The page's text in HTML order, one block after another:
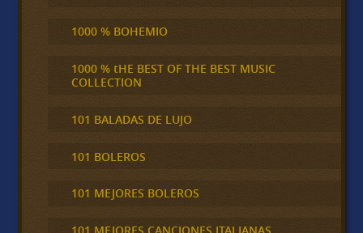
1000 % BOHEMIO
1000 % tHE BEST OF THE BEST MUSIC
COLLECTION
101 BALADAS DE LUJO
101 BOLEROS
101 MEJORES BOLEROS